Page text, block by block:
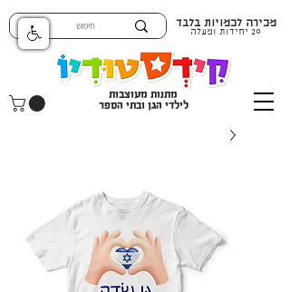
מתנות מעוצבות
לילדי הגן ובתי הספר
מכירה לכמויות בלבד
20 יחידות ומעלה